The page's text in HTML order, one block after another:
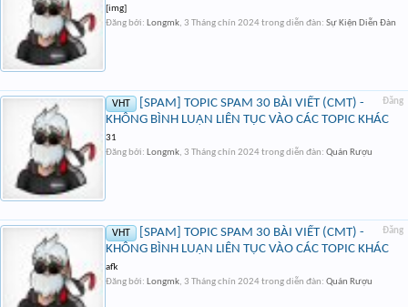
[img]
Đăng bởi: Longmk, 3 Tháng chín 2024trong diễn đàn: Sự Kiện Diễn Đàn
Đăng
VHT
[SPAM] TOPIC SPAM 30 BÀI VIẾT (CMT) -
KHÔNG BÌNH LUẬN LIÊN TỤC VÀO CÁC TOPIC KHÁC
31
Đăng bởi: Longmk, 3 Tháng chín 2024trong diễn đàn: Quán Rượu
Đăng
VHT
[SPAM] TOPIC SPAM 30 BÀI VIẾT (CMT) -
KHÔNG BÌNH LUẬN LIÊN TỤC VÀO CÁC TOPIC KHÁC
afk
Đăng bởi: Longmk, 3 Tháng chín 2024trong diễn đàn: Quán Rượu